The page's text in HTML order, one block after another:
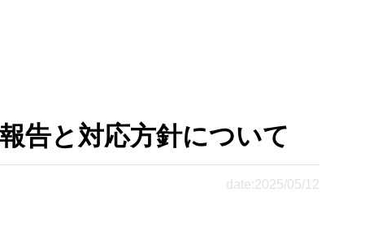
告と対応方針について
date:2025/05/12